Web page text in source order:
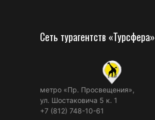
Сеть турагентств «Турсфера»
метро «Пр. Просвещения»,
ул. Шостаковича 5 к. 1
+7 (812) 748-10-61